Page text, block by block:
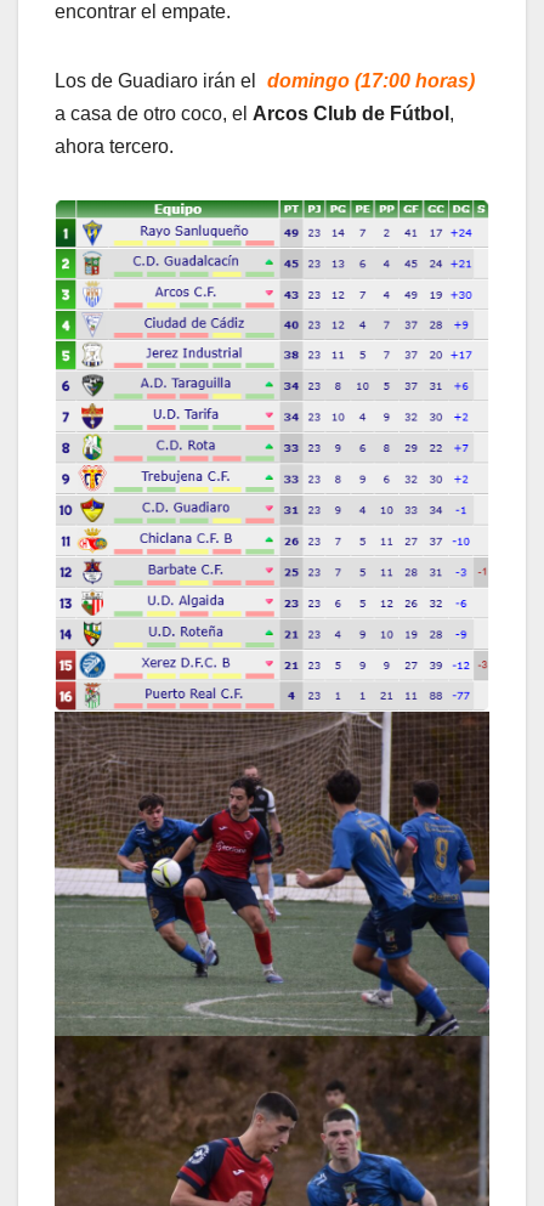
encontrar el empate.
Los de Guadiaro irán el
domingo (17:00 horas)
a casa de otro coco, el Arcos Club de Fútbol ,
ahora tercero.